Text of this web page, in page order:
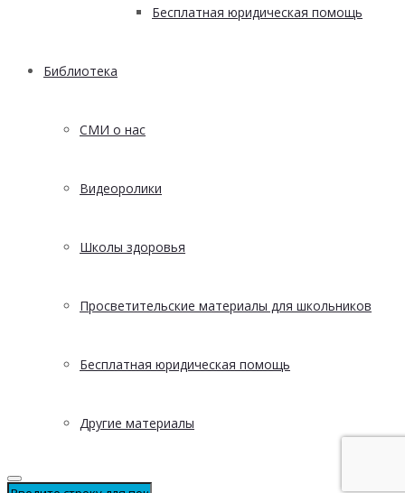
Бесплатная юридическая помощь
Библиотека
СМИ о нас
Видеоролики
Школы здоровья
Просветительские материалы для школьников
Бесплатная юридическая помощь
Другие материалы